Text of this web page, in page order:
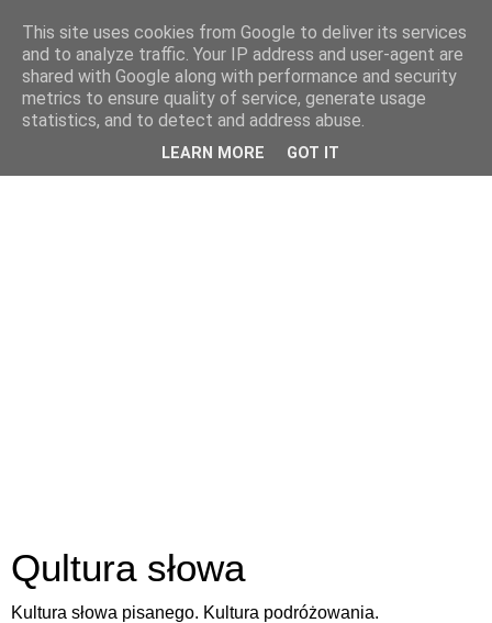
Qultura słowa
Kultura słowa pisanego. Kultura podróżowania.
This site uses cookies from Google to deliver its services
and to analyze traffic. Your IP address and user-agent are
shared with Google along with performance and security
metrics to ensure quality of service, generate usage
statistics, and to detect and address abuse.
LEARN MORE GOT IT